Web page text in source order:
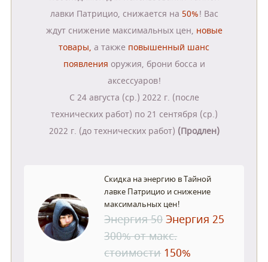
лавки Патрицио, снижается на 50%! Вас
ждут снижение максимальных цен, новые
товары, а также повышенный шанс
появления оружия, брони босса и
аксессуаров!
С 24 августа (ср.) 2022 г. (после
технических работ) по 21 сентября (ср.)
2022 г. (до технических работ) (Продлен)
Скидка на энергию в Тайной
лавке Патрицио и снижение
максимальных цен!
Энергия 50Энергия 25
300% от макс.
стоимости 150%